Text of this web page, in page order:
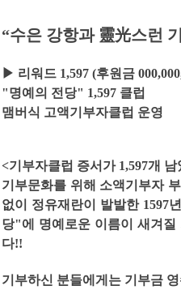
“수은 강항과 靈光스런
▶ 리워드 1,597 (후원금
"명예의 전당" 1,597 클럽
맴버식 고액기부자클럽 운영
<기부자클럽 증서가 1,597개 남
기부문화를 위해 소액기부자
없이 정유재란이 발발한 1597
당"에 명예로운 이름이 새겨질
다!!
기부하신 분들에게는 기부금